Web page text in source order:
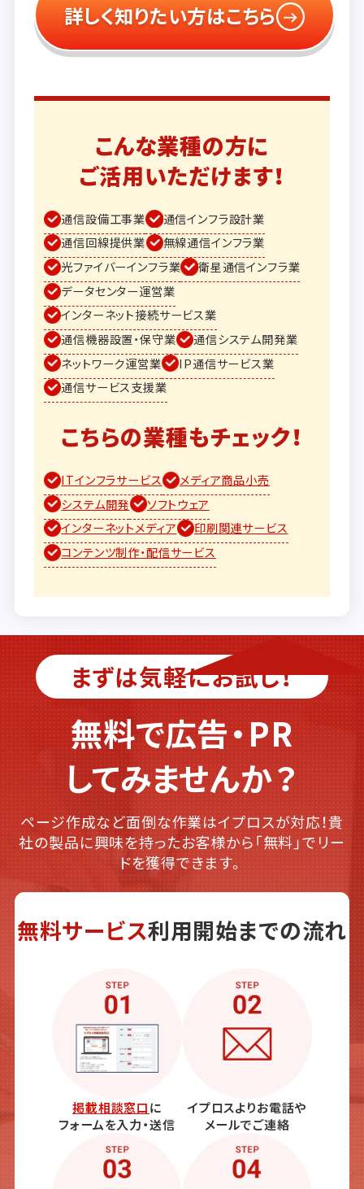
詳しく知りたい方はこちら
こんな業種の方に
ご活用いただけます！
通信設備工事業
通信インフラ設計業
通信回線提供業
無線通信インフラ業
光ファイバーインフラ業
衛星通信インフラ業
データセンター運営業
インターネット接続サービス業
通信機器設置・保守業
通信システム開発業
ネットワーク運営業
IP通信サービス業
通信サービス支援業
こちらの業種もチェック！
ITインフラサービス
メディア商品小売
システム開発
ソフトウェア
インターネットメディア
印刷関連サービス
コンテンツ制作・配信サービス
まずは気軽にお試し！
無料で広告・PR
してみませんか？
ページ作成など面倒な作業はイプロスが対応！貴
社の製品に興味を持ったお客様から「無料」でリー
ドを獲得できます。
無料サービス利用開始までの流れ
掲載相談窓口に
フォームを入力・送信
イプロスよりお電話や
メールでご連絡